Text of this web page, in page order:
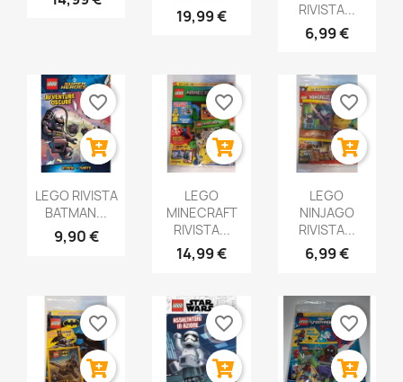
19,99 €
RIVISTA...
6,99 €
LEGO RIVISTA
BATMAN...
9,90 €
favorite_border
LEGO
MINECRAFT
RIVISTA...
14,99 €
favorite_border
LEGO
NINJAGO
RIVISTA...
6,99 €
favorite_border
favorite_border favorite_border favorite_border